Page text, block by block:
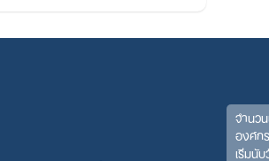
จำนว
องค์ก
เริ่มนั